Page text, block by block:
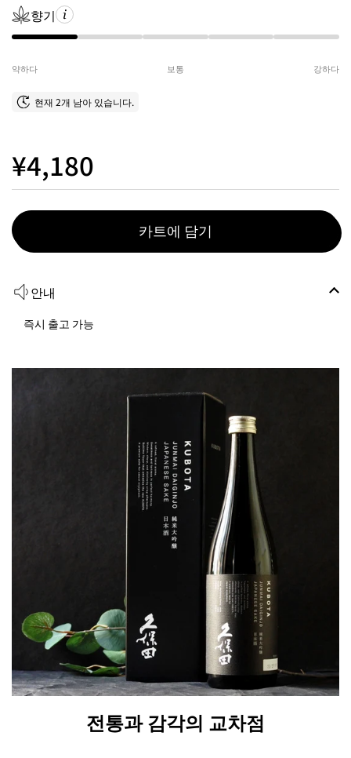
향기
약하다 보통 강하다
현재 2개 남아 있습니다.
¥4,180
카트에 담기
안내
즉시 출고 가능
전통과 감각의 교차점